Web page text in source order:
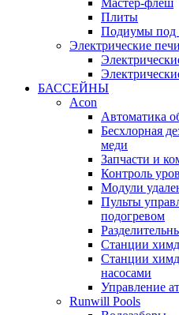
Мастер-флеш
Плиты
Подиумы под
Электрические печи
БАССЕЙНЫ
Acon
Автоматика
Беcхлорная
меди
Запчасти и
Контроль
Модули
Пульты
подогревом
Станции
Станции
насосами
Управление
Runwill Pools